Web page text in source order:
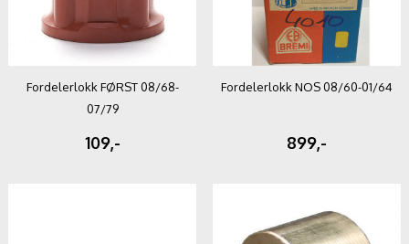
Fordelerlokk FØRST 08/68-
07/79
109,-
Fordelerlokk NOS 08/60-01/64
899,-